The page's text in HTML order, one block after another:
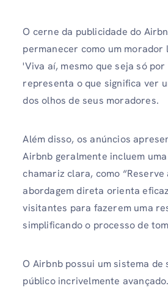
O cerne da publicidade do
permanecer como um morador
'Viva aí, mesmo que seja só
representa o que significa ver
dos olhos de seus moradores.
Além disso, os anúncios
Airbnb geralmente incluem
chamariz clara, como “Reserve
abordagem direta orienta
visitantes para fazerem uma
simplificando o processo de
O Airbnb possui um sistema de
público incrivelmente